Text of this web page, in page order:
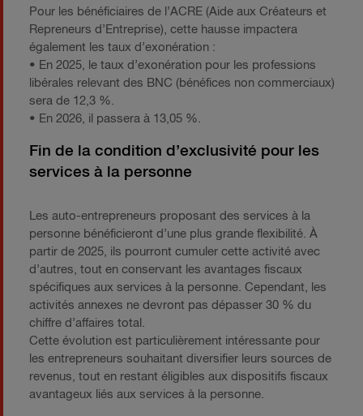
Pour les bénéficiaires de l’ACRE (Aide aux Créateurs et
Repreneurs d’Entreprise), cette hausse impactera
également les taux d’exonération :
• En 2025, le taux d’exonération pour les professions
libérales relevant des BNC (bénéfices non commerciaux)
sera de 12,3 %.
• En 2026, il passera à 13,05 %.
Fin de la condition d’exclusivité pour les
services à la personne
Les auto-entrepreneurs proposant des services à la
personne bénéficieront d’une plus grande flexibilité. À
partir de 2025, ils pourront cumuler cette activité avec
d’autres, tout en conservant les avantages fiscaux
spécifiques aux services à la personne. Cependant, les
activités annexes ne devront pas dépasser 30 % du
chiffre d’affaires total.
Cette évolution est particulièrement intéressante pour
les entrepreneurs souhaitant diversifier leurs sources de
revenus, tout en restant éligibles aux dispositifs fiscaux
avantageux liés aux services à la personne.